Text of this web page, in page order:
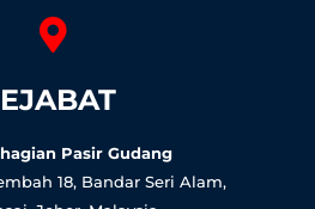
Pasir Gudang
18, Bandar Seri Alam,